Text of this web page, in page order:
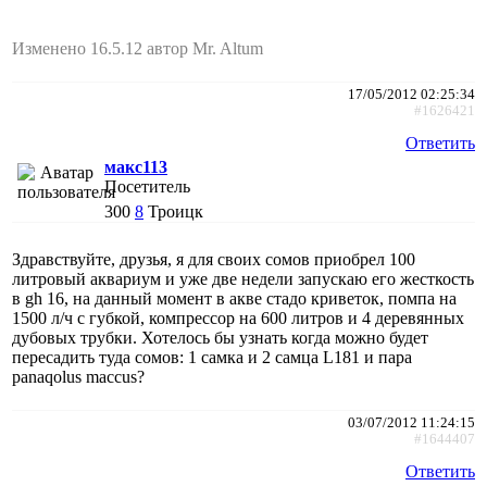
Изменено 16.5.12 автор Mr. Altum
17/05/2012 02:25:34
#1626421
Ответить
макс113
Посетитель
300 8 Троицк
Здравствуйте, друзья, я для своих сомов приобрел 100
литровый аквариум и уже две недели запускаю его жесткость
в gh 16, на данный момент в акве стадо криветок, помпа на
1500 л/ч с губкой, компрессор на 600 литров и 4 деревянных
дубовых трубки. Хотелось бы узнать когда можно будет
пересадить туда сомов: 1 самка и 2 самца L181 и пара
panaqolus maccus?
03/07/2012 11:24:15
#1644407
Ответить